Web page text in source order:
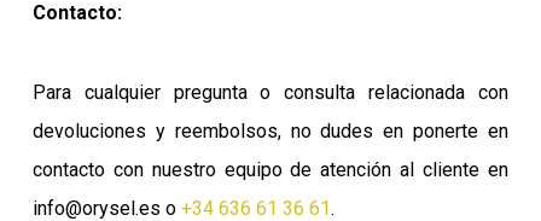
Contacto:
Para cualquier pregunta o consulta relacionada con
devoluciones y reembolsos, no dudes en ponerte en
contacto con nuestro equipo de atención al cliente en
info@orysel.es o +34 636 61 36 61.